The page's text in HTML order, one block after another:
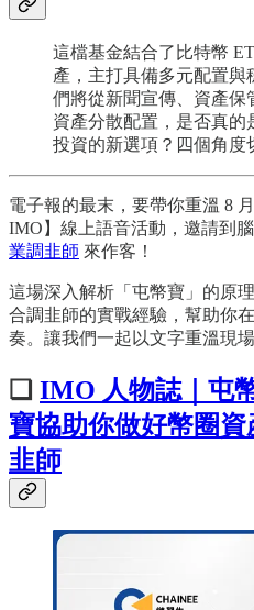
這檔基金結合了比特幣
產，主打具備多元配置
們將從新聞宣傳、資產保
資產分散配置，是否真
投資的新選項？四個角度
電子報的最末，要帶你重溫 8
IMO】線上語音活動，邀請到
業調韭師 來作客！
這場深入解析「屯幣寶」的原
合調韭師的實戰經驗，幫助你
奏。讓我們一起以文字重溫現場
❏ IMO 人物誌｜屯
寶協助你做好幣圈
韭師